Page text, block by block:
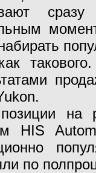
на
HIS
по